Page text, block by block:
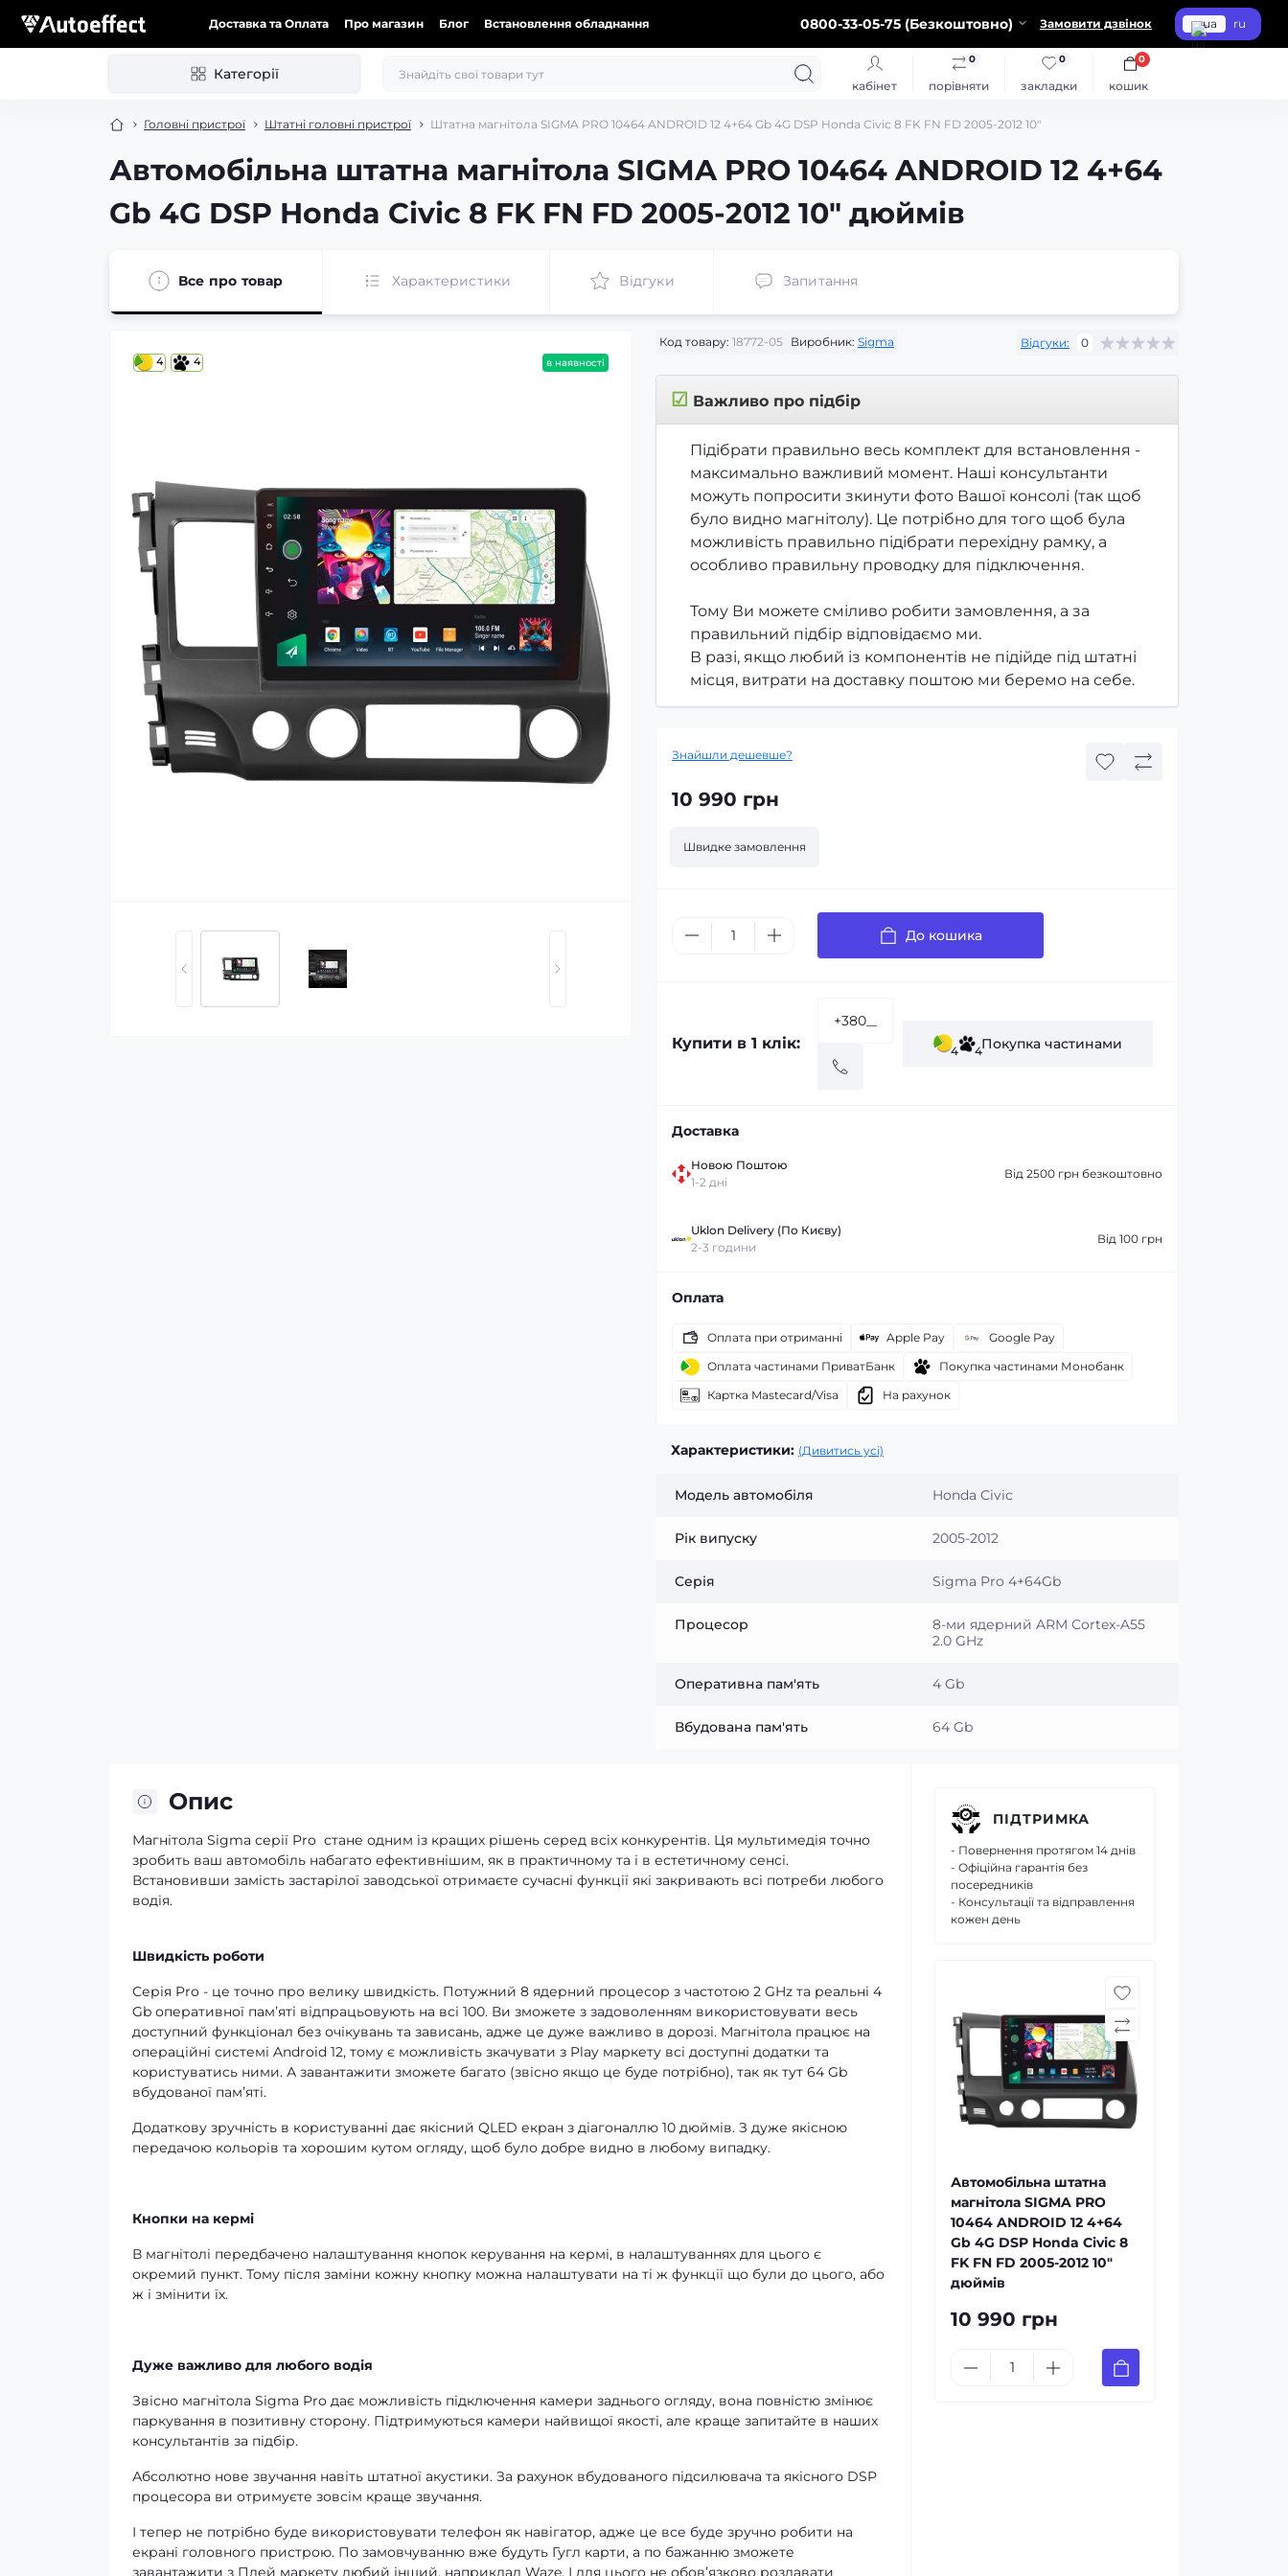
Доставка та Оплата Про магазин Блог Встановлення обладнання 0800-33-05-75 (Безкоштовно) Замовити дзвінок ua ru
Категорії
кабінет порівняти
0
закладки
0
кошик
0
Головні пристрої Штатні головні пристрої Штатна магнітола SIGMA PRO 10464 ANDROID 12 4+64 Gb 4G DSP Honda Civic 8 FK FN FD 2005-2012 10"
Автомобільна штатна магнітола SIGMA PRO 10464 ANDROID 12 4+64
Gb 4G DSP Honda Civic 8 FK FN FD 2005-2012 10" дюймів
Все про товар Характеристики Відгуки Запитання
4 4 в наявності
Код товару: 18772-05 Виробник: Sigma Відгуки: 0
☑ Важливо про підбір
Підібрати правильно весь комплект для встановлення -
максимально важливий момент. Наші консультанти
можуть попросити зкинути фото Вашої консолі (так щоб
було видно магнітолу). Це потрібно для того щоб була
можливість правильно підібрати перехідну рамку, а
особливо правильну проводку для підключення.
Тому Ви можете сміливо робити замовлення, а за
правильний підбір відповідаємо ми.
В разі, якщо любий із компонентів не підійде під штатні
місця, витрати на доставку поштою ми беремо на себе.
Знайшли дешевше?
10 990 грн
Швидке замовлення
До кошика
Купити в 1 клік: 4 4Покупка частинами
Доставка
Новою Поштою
1-2 дні
Від 2500 грн безкоштовно
Uklon Delivery (По Києву)
2-3 години
Від 100 грн
Оплата
Оплата при отриманні Apple Pay
Google Pay
Оплата частинами ПриватБанк
Покупка частинами Монобанк
Картка Mastecard/Visa
На рахунок
Характеристики: (Дивитись усі)
Модель автомобіля Honda Civic
Рік випуску 2005-2012
Серія Sigma Pro 4+64Gb
Процесор
8-ми ядерний ARM Cortex-A55
2.0 GHz
Оперативна пам'ять 4 Gb
Вбудована пам'ять 64 Gb
Опис
Магнітола Sigma серії Pro стане одним із кращих рішень серед всіх конкурентів. Ця мультимедія точно
зробить ваш автомобіль набагато ефективнішим, як в практичному та і в естетичному сенсі.
Встановивши замість застарілої заводської отримаєте сучасні функції які закривають всі потреби любого
водія.
Швидкість роботи
Серія Pro - це точно про велику швидкість. Потужний 8 ядерний процесор з частотою 2 GHz та реальні 4
Gb оперативної памʼяті відпрацьовують на всі 100. Ви зможете з задоволенням використовувати весь
доступний функціонал без очікувань та зависань, адже це дуже важливо в дорозі. Магнітола працює на
операційні системі Android 12, тому є можливість зкачувати з Play маркету всі доступні додатки та
користуватись ними. А завантажити зможете багато (звісно якщо це буде потрібно), так як тут 64 Gb
вбудованої памʼяті.
Додаткову зручність в користуванні дає якісний QLED екран з діагоналлю 10 дюймів. З дуже якісною
передачою кольорів та хорошим кутом огляду, щоб було добре видно в любому випадку.
Кнопки на кермі
В магнітолі передбачено налаштування кнопок керування на кермі, в налаштуваннях для цього є
окремий пункт. Тому після заміни кожну кнопку можна налаштувати на ті ж функції що були до цього, або
ж і змінити їх.
Дуже важливо для любого водія
Звісно магнітола Sigma Pro дає можливість підключення камери заднього огляду, вона повністю змінює
паркування в позитивну сторону. Підтримуються камери найвищої якості, але краще запитайте в наших
консультантів за підбір.
Абсолютно нове звучання навіть штатної акустики. За рахунок вбудованого підсилювача та якісного DSP
процесора ви отримуєте зовсім краще звучання.
І тепер не потрібно буде використовувати телефон як навігатор, адже це все буде зручно робити на
екрані головного пристрою. По замовчуванню вже будуть Гугл карти, а по бажанню зможете
завантажити з Плей маркету любий інший, наприклад Waze. І для цього не обовʼязково роздавати
ПІДТРИМКА
- Повернення протягом 14 днів
- Офіційна гарантія без
посередників
- Консультації та відправлення
кожен день
Автомобільна штатна
магнітола SIGMA PRO
10464 ANDROID 12 4+64
Gb 4G DSP Honda Civic 8
FK FN FD 2005-2012 10"
дюймів
10 990 грн